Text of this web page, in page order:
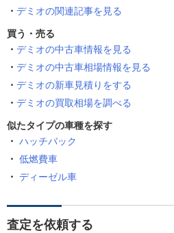
デミオの関連記事を見る
買う・売る
デミオの中古車情報を見る
デミオの中古車相場情報を見る
デミオの新車見積りをする
デミオの買取相場を調べる
似たタイプの車種を探す
ハッチバック
低燃費車
ディーゼル車
査定を依頼する